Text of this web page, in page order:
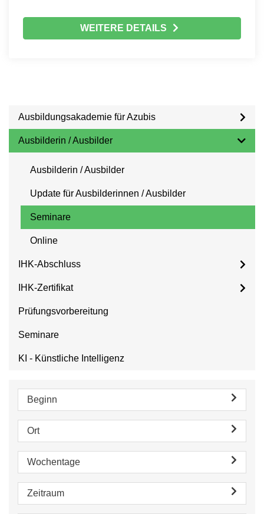
WEITERE DETAILS
Ausbildungsakademie für Azubis
Ausbilderin / Ausbilder
Ausbilderin / Ausbilder
Update für Ausbilderinnen / Ausbilder
Seminare
Online
IHK-Abschluss
IHK-Zertifikat
Prüfungsvorbereitung
Seminare
KI - Künstliche Intelligenz
Beginn
Ort
Wochentage
Zeitraum